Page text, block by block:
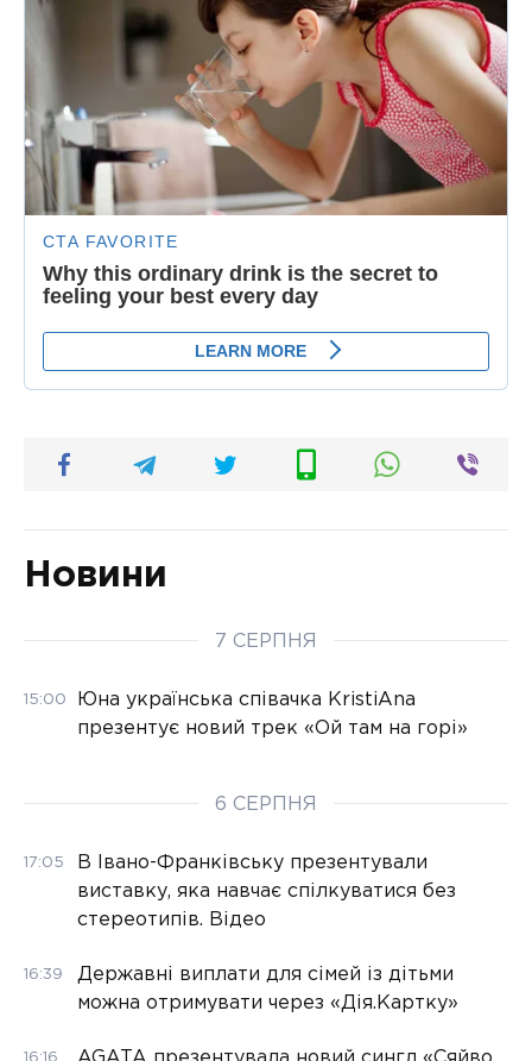
Новини
7 СЕРПНЯ
15:00
Юна українська співачка KristiAna
презентує новий трек «Ой там на горі»
6 СЕРПНЯ
17:05
В Івано-Франківську презентували
виставку, яка навчає спілкуватися без
стереотипів. Відео
16:39
Державні виплати для сімей із дітьми
можна отримувати через «Дія.Картку»
16:16